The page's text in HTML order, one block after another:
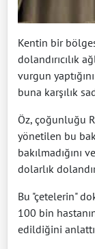
Kentin bir
dolandırıcılık
vurgun
buna karşılık
Öz, çoğunluğu
yönetilen bu
bakılmadığını
dolarlık
Bu "çetelerin"
100 bin
edildiğini